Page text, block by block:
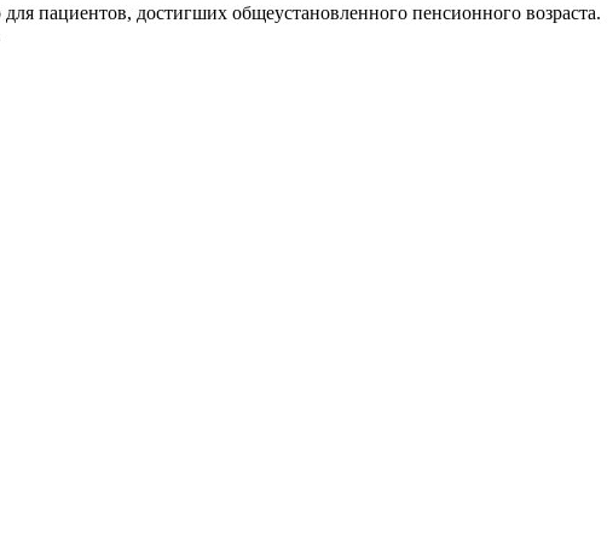
пациентов, достигших общеустановленного пенсионного возраста.